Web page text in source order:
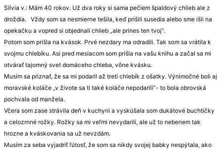
Silvia v.: Mám 40 rokov. Už dva roky si sama pečiem špaldový chlieb ale z
droždia. Vždy som sa nesmierne tešila, keď prišili susedia alebo sme išli na
opekačku a vopred si objednali chlieb „ale prines ten tvoj“.
Potom som prišla na kvások. Prvé nezdary ma odradili. Tak som sa vrátila k
svojmu chlebíku. Asi pred mesiacom som prišla na vašu knihu a začal sa mi
otvárať tajomný svet domáceho chleba, vône kvásku.
Musím sa priznať, že sa mi podaril až tretí chlebík z ošatky. Výnimočné boli aj
moravské koláče „v živote sa ti také koláče nepodarili“- to bola obrovská
pochvala od manžela.
Včera som zase strávila deň v kuchyni a vyskúšala som dukátové buchtičky
a celozrnné rožky. Rožky sa mi veľmi nevydarili, ale už to neberiem tak
hrozne a kváskovania sa už nevzdám.
Musím za seba vyjadriť ľútosť, že som sa nikdy svojej babky nespýtala, ako